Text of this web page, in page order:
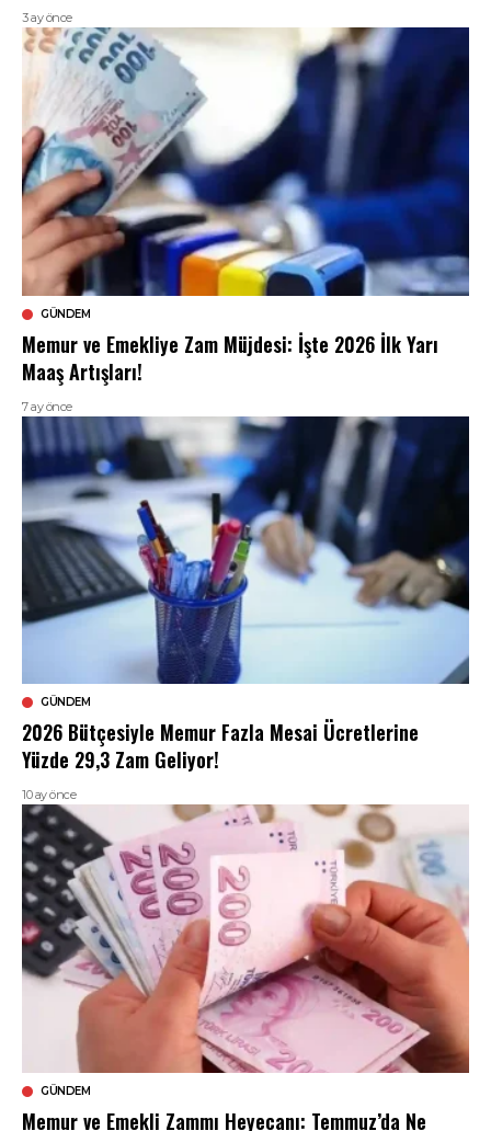
3 ay önce
GÜNDEM
Memur ve Emekliye Zam Müjdesi: İşte 2026 İlk Yarı
Maaş Artışları!
7 ay önce
GÜNDEM
2026 Bütçesiyle Memur Fazla Mesai Ücretlerine
Yüzde 29,3 Zam Geliyor!
10 ay önce
GÜNDEM
Memur ve Emekli Zammı Heyecanı: Temmuz’da Ne